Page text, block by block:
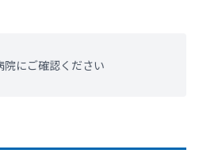
院にご確認ください